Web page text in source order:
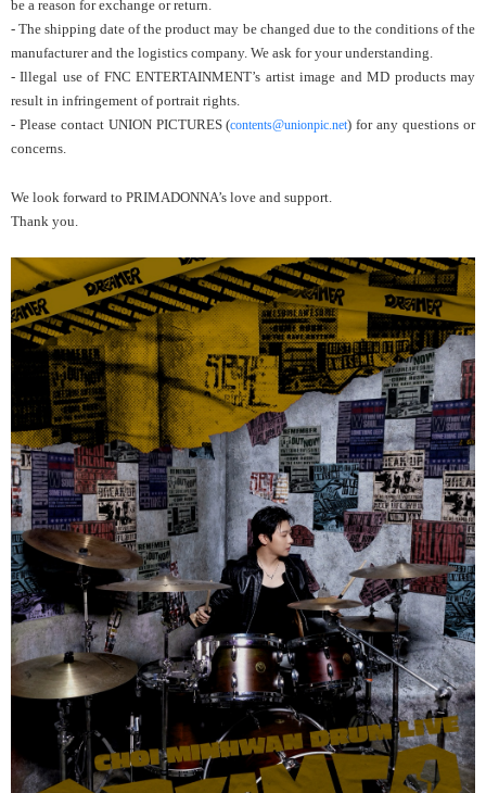
be a reason for exchange or return.
- The shipping date of the product may be changed due to the conditions of the
manufacturer and the logistics company. We ask for your understanding.
- Illegal use of FNC ENTERTAINMENT’s artist image and MD products may
result in infringement of portrait rights.
- Please contact UNION PICTURES (contents@unionpic.net) for any questions or
concerns.
We look forward to PRIMADONNA’s love and support.
Thank you.